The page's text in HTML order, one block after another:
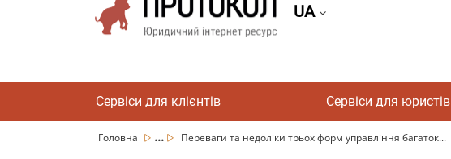
UA
Сервіси для клієнтів Сервіси для юристів
Головна ... Переваги та недоліки трьох форм управління багаток...